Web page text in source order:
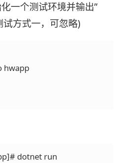
一个测试环境并输出”
方式一，可忽略)
hwapp
dotnet run